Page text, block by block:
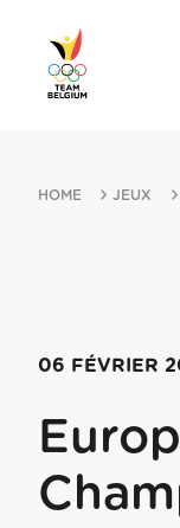
HOME JEUX
06 FÉVRIER